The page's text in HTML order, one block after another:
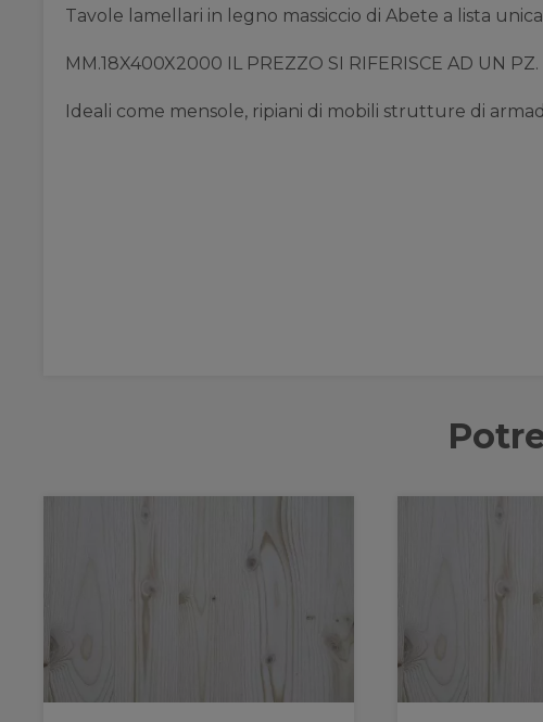
Tavole lamellari in legno massiccio di Abete a lista
MM.18X400X2000 IL PREZZO SI RIFERISCE AD UN PZ.
Ideali come mensole, ripiani di mobili strutture di